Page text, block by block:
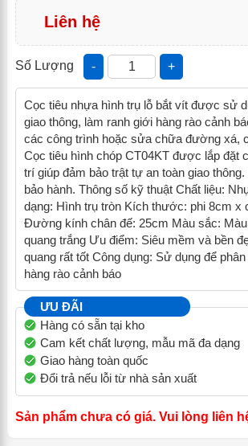
Liên hệ
Số Lượng - +
Cọc tiêu nhựa hình trụ lỗ bắt vít được sử
giao thông, làm ranh giới hàng rào cảnh
các công trình hoặc sửa chữa đường xá,
Cọc tiêu hình chóp CT04KT được lắp đặt
trí giúp đảm bảo trật tự an toàn giao
bảo hành. Thông số kỹ thuật Chất liệu:
dạng: Hình trụ tròn Kích thước: phi 8cm x
Đường kính chân đế: 25cm Màu sắc:
quang trắng Ưu điểm: Siêu mềm và bền
quang rất tốt Công dụng: Sử dụng để
hàng rào cảnh báo
ƯU ĐÃI
Hàng có sẵn tại kho
Cam kết chất lượng, mẫu mã đa dạng
Giao hàng toàn quốc
Đổi trả nếu lỗi từ nhà sản xuất
Sản phẩm chưa có giá. Vui lòng liên